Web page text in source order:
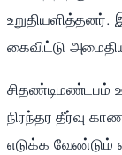
கைவிட்டு
சிதண்டிமண்டபம்
நிரந்தர தீர்வு
எடுக்க வேண்டும்